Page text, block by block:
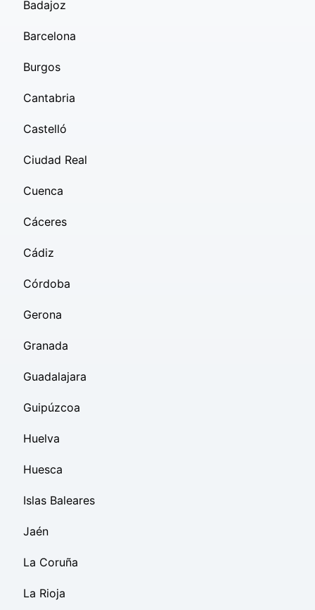
Badajoz
Barcelona
Burgos
Cantabria
Castelló
Ciudad Real
Cuenca
Cáceres
Cádiz
Córdoba
Gerona
Granada
Guadalajara
Guipúzcoa
Huelva
Huesca
Islas Baleares
Jaén
La Coruña
La Rioja